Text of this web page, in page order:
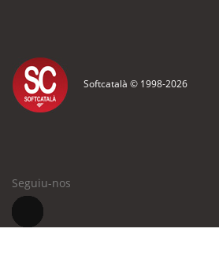
Softcatalà © 1998-2026
Seguiu-nos